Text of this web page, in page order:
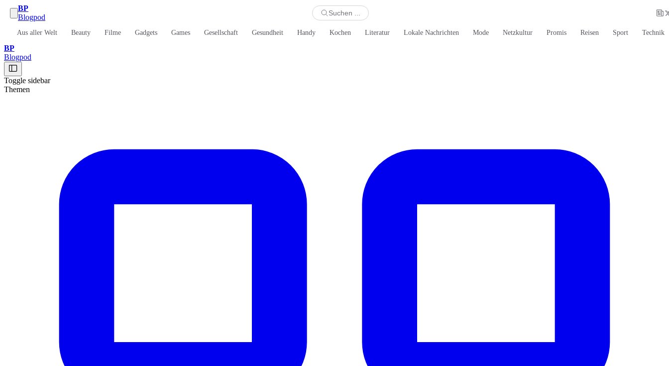
BP
Blogpod
Suchen ...
Aus aller Welt Beauty Filme Gadgets Games Gesellschaft Gesundheit Handy Kochen Literatur Lokale Nachrichten Mode Netzkultur Promis Reisen Sport Technik
BP
Blogpod
Toggle sidebar
Themen